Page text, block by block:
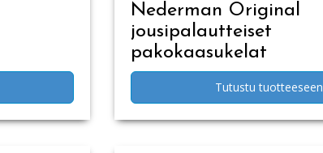
Nederman Original
jousipalautteiset
pakokaasukelat
Tutustu tuotteeseen